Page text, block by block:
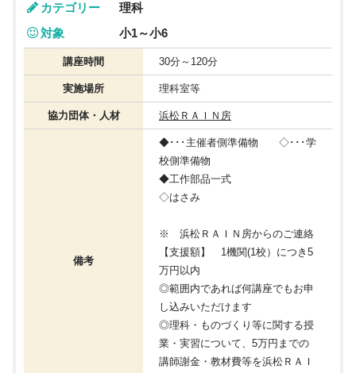
カテゴリー
理科
対象
小1～小6
講座時間 30分～120分
実施場所 理科室等
協力団体・人材 浜松ＲＡＩＮ房
備考
◆･･･主催者側準備物 ◇･･･学
校側準備物
◆工作部品一式
◇はさみ
※ 浜松ＲＡＩＮ房からのご連絡
【支援額】 1機関(1校）につき5
万円以内
◎範囲内であれば何講座でもお申
し込みいただけます
◎理科・ものづくり等に関する授
業・実習について、5万円までの
講師謝金・教材費等を浜松ＲＡＩ